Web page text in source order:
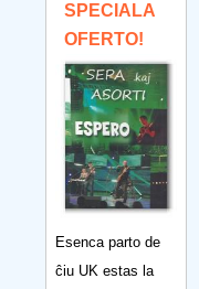
SPECIALA
OFERTO!
Esenca parto de
ĉiu UK estas la